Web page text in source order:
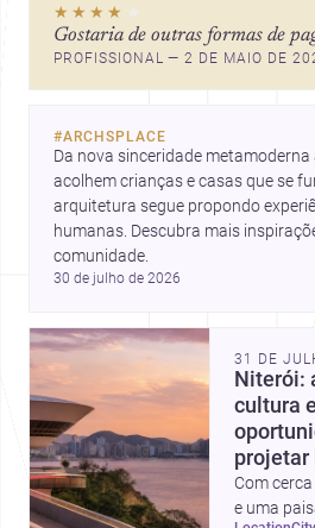
★★★★ ★
Gostaria de outras formas de
PROFISSIONAL — 2 DE MAIO DE
#ARCHSPLACE
Da nova sinceridade metamoderna
acolhem crianças e casas que se
arquitetura segue propondo
humanas. Descubra mais
comunidade.
30 de julho de 2026
31 DE
Niterói:
cultura
projetar
Com
e uma